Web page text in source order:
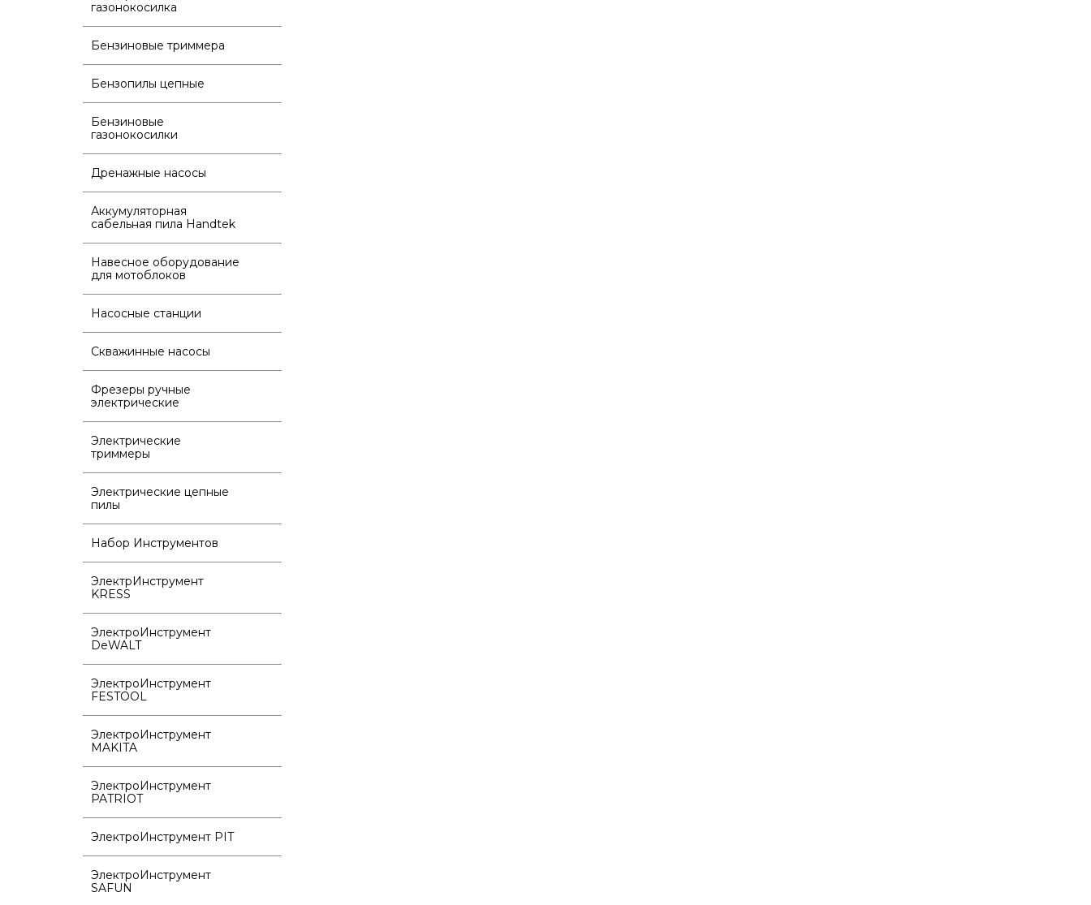
газонокосилка
Бензиновые триммера
Бензопилы цепные
Бензиновые
газонокосилки
Дренажные насосы
Аккумуляторная
сабельная пила Handtek
Навесное оборудование
для мотоблоков
Насосные станции
Скважинные насосы
Фрезеры ручные
электрические
Электрические
триммеры
Электрические цепные
пилы
Набор Инструментов
ЭлектрИнструмент
KRESS
ЭлектроИнструмент
DeWALT
ЭлектроИнструмент
FESTOOL
ЭлектроИнструмент
MAKITA
ЭлектроИнструмент
PATRIOT
ЭлектроИнструмент PIT
ЭлектроИнструмент
SAFUN